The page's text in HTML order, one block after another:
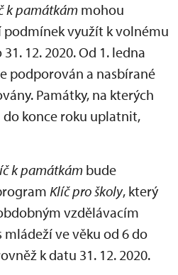
k památkám mohou
využít k volnému
12. 2020. Od 1. ledna
podporován a nasbírané
Památky, na kterých
konce roku uplatnit,
k památkám bude
Klíč pro školy, který
vzdělávacím
ve věku od 6 do
k datu 31. 12. 2020.